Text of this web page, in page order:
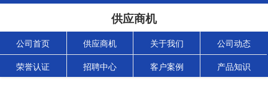
供应商机
公司首页 供应商机 关于我们 公司动态
荣誉认证 招聘中心 客户案例 产品知识